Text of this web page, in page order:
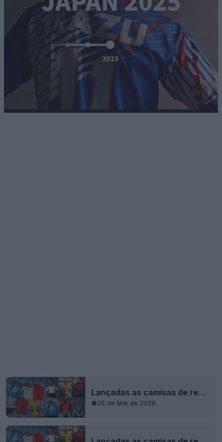
Lançadas as camisas de reedição das seleções nacionais da Adidas para 2026
26 de Mai de 2026